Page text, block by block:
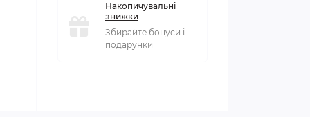
Накопичувальні
знижки
Збирайте бонуси і
подарунки